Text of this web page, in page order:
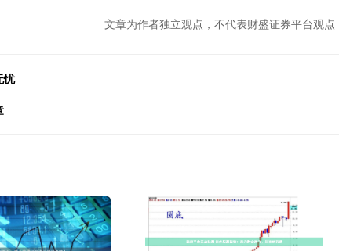
文章为作者独立观点，不代表财盛证券平台观点
忧